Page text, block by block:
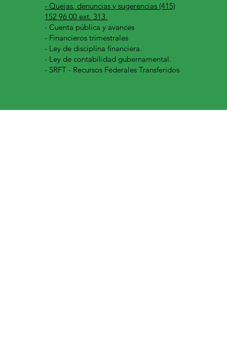
- Quejas, denuncias y sugerencias (415)
152 96 00 ext. 313.
-Cuenta pública y avances
- Financieros trimestrales
- Ley de disciplina financiera.
- Ley de contabilidad gubernamental.
- SRFT - Recursos Federales Transferidos